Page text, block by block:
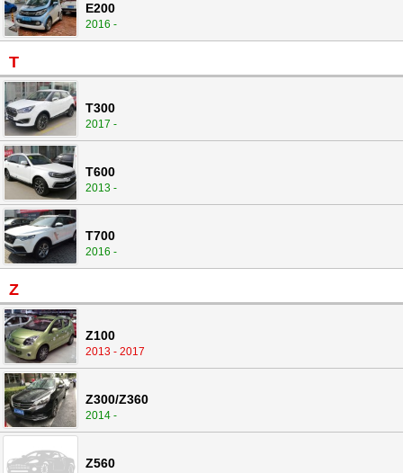
E200
2016 -
T
T300
2017 -
T600
2013 -
T700
2016 -
Z
Z100
2013 - 2017
Z300/Z360
2014 -
Z560